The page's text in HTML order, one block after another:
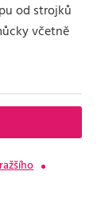
od strojků
včetně